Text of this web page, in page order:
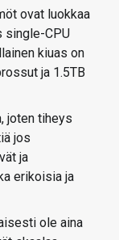
ovat luokkaa
single-CPU
kiuas on
ja 1.5TB
joten tiheys
jos
ja
erikoisia ja
ole aina